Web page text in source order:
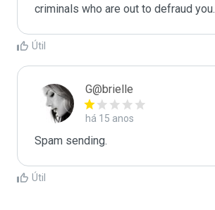
criminals who are out to defraud you.
Útil
G@brielle
há 15 anos
Spam sending.
Útil